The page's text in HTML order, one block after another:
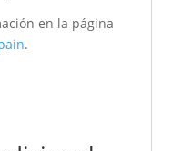
en la página
.